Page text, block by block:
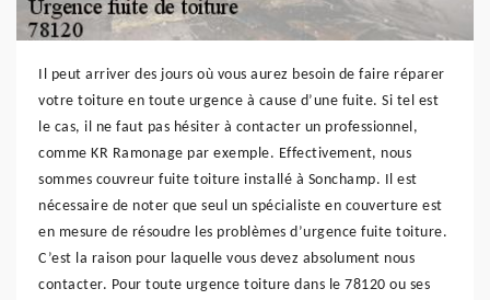
Il peut arriver des jours où vous aurez besoin de faire réparer
votre toiture en toute urgence à cause d’une fuite. Si tel est
le cas, il ne faut pas hésiter à contacter un professionnel,
comme KR Ramonage par exemple. Effectivement, nous
sommes couvreur fuite toiture installé à Sonchamp. Il est
nécessaire de noter que seul un spécialiste en couverture est
en mesure de résoudre les problèmes d’urgence fuite toiture.
C’est la raison pour laquelle vous devez absolument nous
contacter. Pour toute urgence toiture dans le 78120 ou ses